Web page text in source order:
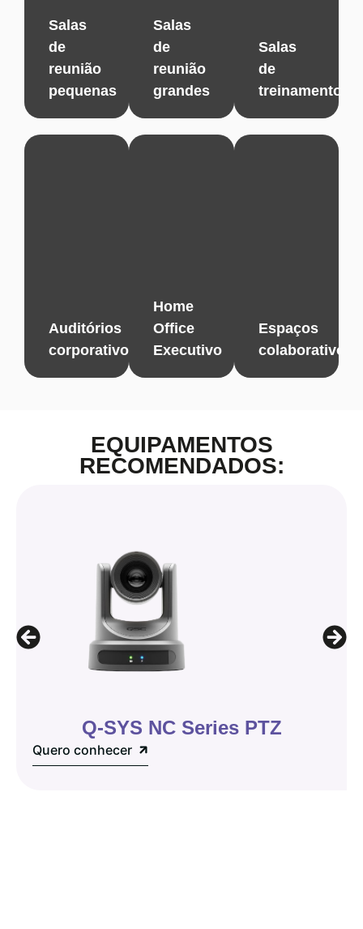
Salas
de
reunião
pequenas
Salas
de
reunião
grandes
Salas
de
treinamento
Auditórios
corporativos
Home
Office
Executivo
Espaços
colaborativos
EQUIPAMENTOS
RECOMENDADOS:
Q-SYS NC Series PTZ
Quero conhecer